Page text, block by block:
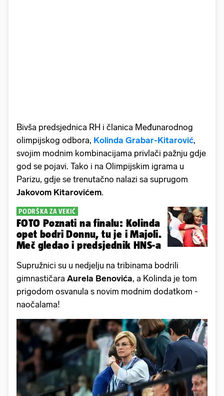
Bivša predsjednica RH i članica Međunarodnog
olimpijskog odbora, Kolinda Grabar-Kitarović,
svojim modnim kombinacijama privlači pažnju gdje
god se pojavi. Tako i na Olimpijskim igrama u
Parizu, gdje se trenutačno nalazi sa suprugom
Jakovom Kitarovićem.
PODRŠKA ZA VEKIĆ
FOTO Poznati na finalu: Kolinda
opet bodri Donnu, tu je i Majoli.
Meč gledao i predsjednik HNS-a
Supružnici su u nedjelju na tribinama bodrili
gimnastičara Aurela Benovića, a Kolinda je tom
prigodom osvanula s novim modnim dodatkom -
naočalama!